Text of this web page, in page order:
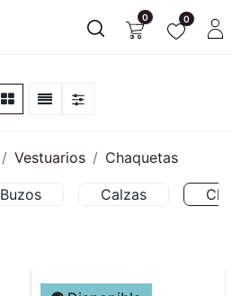
0 0
Vestuarios Chaquetas
Buzos Calzas